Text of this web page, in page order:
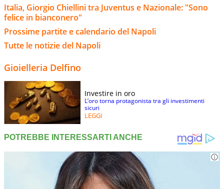
Italia, Giorgio Chiellini tra Juventus e Nazionale: "Sono
felice in bianconero"
Prossime partite e calendario del Napoli
Tutte le notizie del Napoli
Gioielleria Delfino
Investire in oro
L’oro torna protagonista tra gli investimenti
sicuri
LEGGI